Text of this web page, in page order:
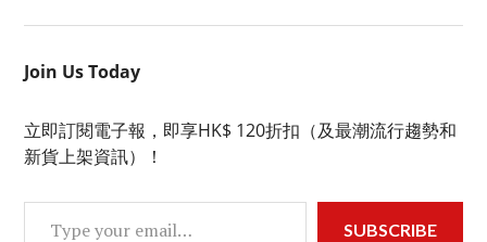
Join Us Today
立即訂閱電子報，即享HK$ 120折扣（及最潮流行趨勢和
新貨上架資訊）！
Type your email…
SUBSCRIBE